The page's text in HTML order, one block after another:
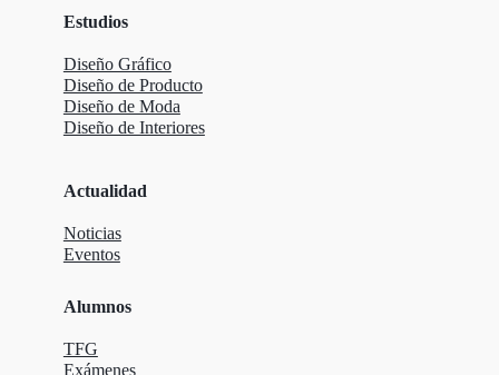
Estudios
Diseño Gráfico
Diseño de Producto
Diseño de Moda
Diseño de Interiores
Actualidad
Noticias
Eventos
Alumnos
TFG
Exámenes